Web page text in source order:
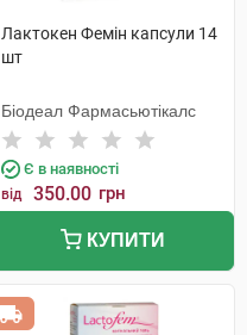
Лактокен Фемін капсули 14
шт
Біодеал Фармасьютікалс
Є в наявності
від 350.00 грн
КУПИТИ